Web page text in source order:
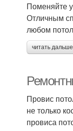
Поменяйте
Отличным
любом
читать
Провис
не только
провиса